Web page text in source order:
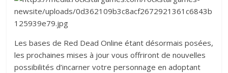
Les bases de Red Dead Online étant désormais posées,
les prochaines mises à jour vous offriront de nouvelles
possibilités d’incarner votre personnage en adoptant